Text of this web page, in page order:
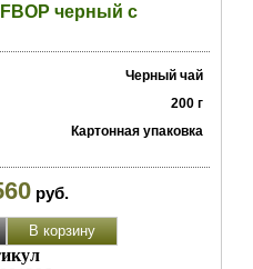
черный с
Черный чай
200 г
Картонная упаковка
руб.